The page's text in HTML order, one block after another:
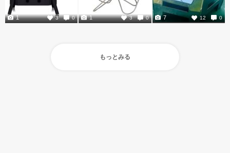
3 0
1 3 0
1 12 0
7
もっとみる